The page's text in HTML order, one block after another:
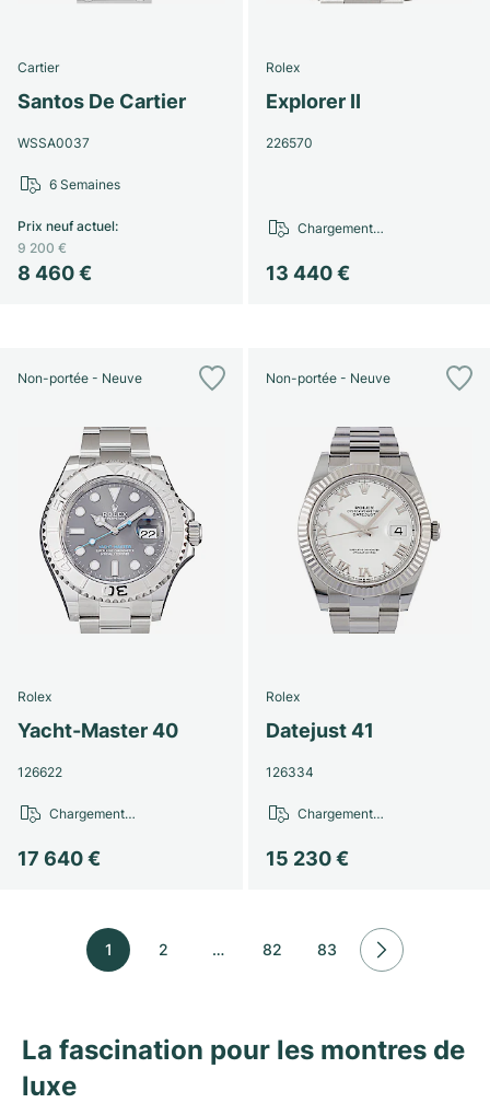
Cartier
Santos De Cartier
WSSA0037
8 460 €
Prix neuf actuel:
9 200 €
6 Semaines
Rolex
Explorer II
226570
13 440 €
Chargement…
Non-portée - Neuve
Rolex
Yacht-Master 40
126622
17 640 €
Chargement…
Non-portée - Neuve
Rolex
Datejust 41
126334
15 230 €
Chargement…
1 2 … 82 83
La fascination pour les montres de
luxe